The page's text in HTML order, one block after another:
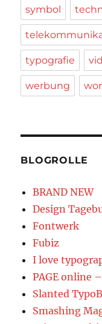
symbol
typografie
werbung
BLOGROLLE
BRAND NEW
Design
Fontwerk
Fubiz
I love
PAGE online
Slanted
Smashing